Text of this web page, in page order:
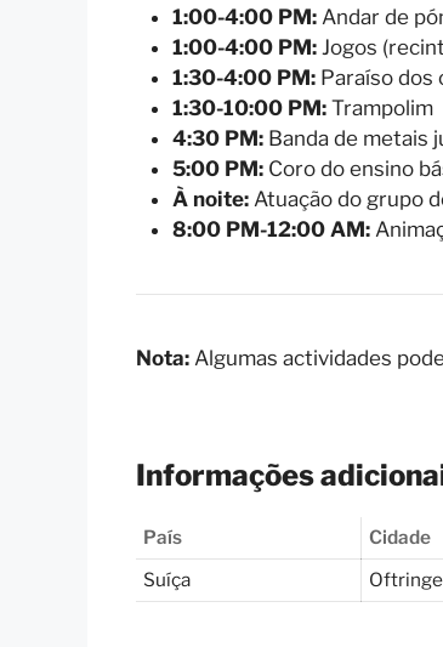
1:00-4:00 PM: Andar de
1:00-4:00 PM: Jogos
1:30-4:00 PM: Paraíso dos
1:30-10:00 PM: Trampolim
4:30 PM: Banda de metais
5:00 PM: Coro do ensino
À noite: Atuação do grupo
8:00 PM-12:00 AM:
Nota: Algumas actividades
Informações
País Cidade
Suíça